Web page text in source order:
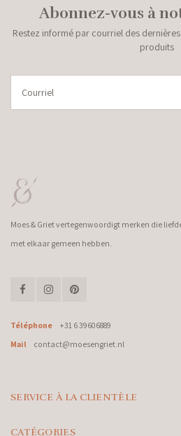
Abonnez-vous à
Restez informé par courriel des
produits
Moes & Griet vertegenwoordigt merken die
met elkaar gemeen hebben.
Téléphone
+31 6 39606889
Mail
contact@moesengriet.nl
SERVICE À LA CLIENTÈLE
CATÉGORIES